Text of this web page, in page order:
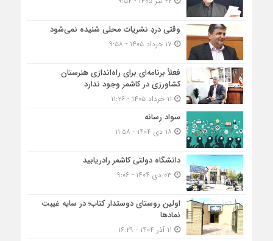
وقتی دردِ نشریات محلی شنیده نمی‌شود
فعلاً برنامه‌ای برای راه‌اندازی هنرستان
کشاورزی در کاشمر وجود ندارد
سواد رسانه
دانشگاه دولتی کاشمر‌ رادریابید
اولین روستای دوستدار کتاب؛ در سایه غیبت
نمادها